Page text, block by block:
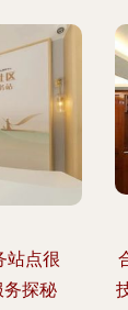
站点很
务探秘